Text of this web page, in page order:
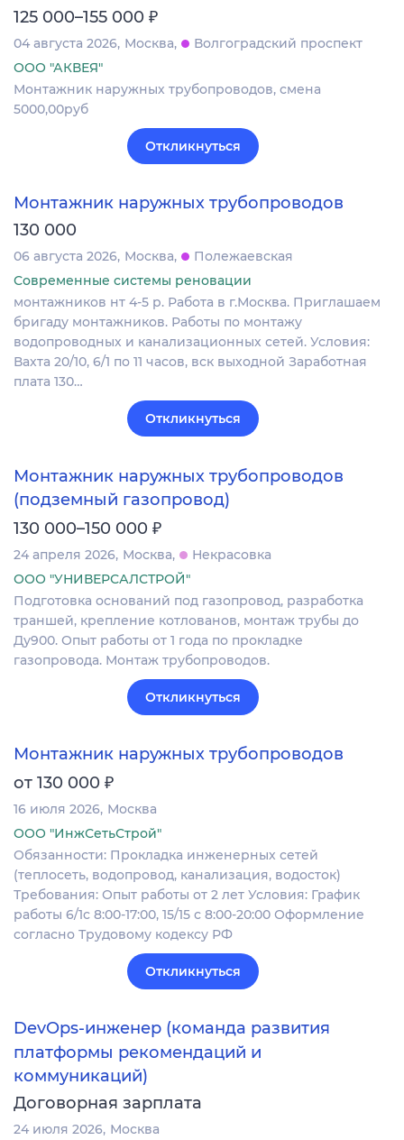
125 000–155 000 ₽
04 августа 2026 Москва
Волгоградский проспект
ООО "АКВЕЯ"
Монтажник наружных трубопроводов, смена
5000,00руб
Откликнуться
Монтажник наружных трубопроводов
130 000
06 августа 2026 Москва
Полежаевская
Современные системы реновации
монтажников нт 4-5 р. Работа в г.Москва. Приглашаем
бригаду монтажников. Работы по монтажу
водопроводных и канализационных сетей. Условия:
Вахта 20/10, 6/1 по 11 часов, вск выходной Заработная
плата 130…
Откликнуться
Монтажник наружных трубопроводов
(подземный газопровод)
130 000–150 000 ₽
24 апреля 2026 Москва
Некрасовка
ООО "УНИВЕРСАЛСТРОЙ"
Подготовка оснований под газопровод, разработка
траншей, крепление котлованов, монтаж трубы до
Ду900. Опыт работы от 1 года по прокладке
газопровода. Монтаж трубопроводов.
Откликнуться
Монтажник наружных трубопроводов
от 130 000 ₽
16 июля 2026 Москва
ООО "ИнжСетьСтрой"
Обязанности: Прокладка инженерных сетей
(теплосеть, водопровод, канализация, водосток)
Требования: Опыт работы от 2 лет Условия: График
работы 6/1с 8:00-17:00, 15/15 с 8:00-20:00 Оформление
согласно Трудовому кодексу РФ
Откликнуться
DevOps-инженер (команда развития
платформы рекомендаций и
коммуникаций)
Договорная зарплата
24 июля 2026 Москва